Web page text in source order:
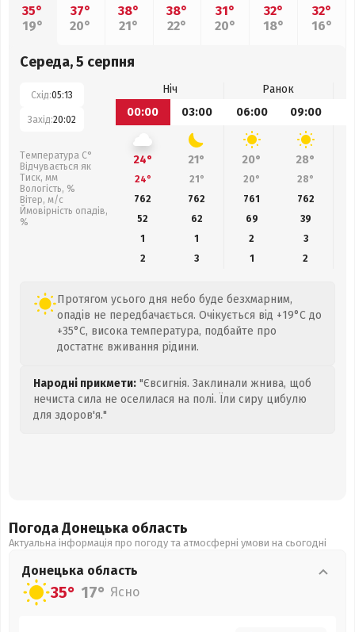
35°
19°
37°
20°
38°
21°
38°
22°
31°
20°
32°
18°
32°
16°
Середа, 5 серпня
Схід:05:13
Захід:20:02
Температура С°
Відчувається як
Тиск, мм
Вологість, %
Вітер, м/с
Ймовірність опадів,
%
Ніч
Ранок
00:00
03:00 06:00 09:00
24° 21° 20° 28°
24° 21° 20° 28°
762
762 761 762
52
62 69 39
1
1 2
3
2
3 1 2
Протягом усього дня небо буде безхмарним,
опадів не передбачається. Очікується від +19°C до
+35°C, висока температура, подбайте про
достатнє вживання рідини.
Народні прикмети: "Євсигнія. Заклинали жнива, щоб
нечиста сила не оселилася на полі. Їли сиру цибулю
для здоров'я."
Погода Донецька область
Актуальна інформація про погоду та атмосферні умови на сьогодні
Донецька область
35° 17° Ясно